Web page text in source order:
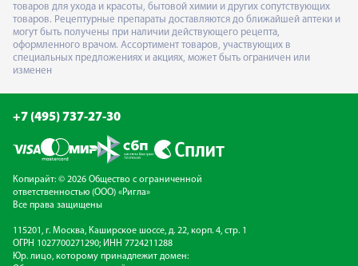
товаров для ухода и красоты, бытовой химии и других сопутствующих
товаров. Рецептурные препараты доставляются до ближайшей аптеки и
могут быть получены при наличии действующего рецепта,
оформленного врачом. Ассортимент товаров, участвующих в
специальных предложениях и акциях, может быть ограничен или
изменен
+7 (495) 737-27-30
Копирайт: © 2026 Общество с ограниченной
ответственностью (ООО) «Ригла»
Все права защищены
115201, г. Москва, Каширское шоссе, д. 22, корп. 4, стр. 1
ОГРН 1027700271290; ИНН 7724211288
Юр. лицо, которому принадлежит домен: